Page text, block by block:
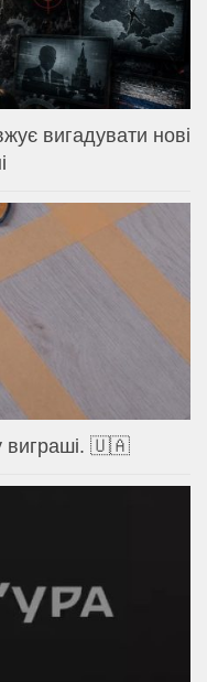
вигадувати нові
виграші. 🇺🇦